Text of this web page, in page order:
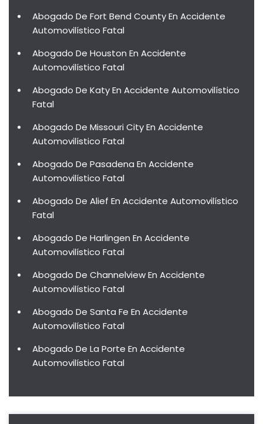
Abogado De Fort Bend County En Accidente
Automovilístico Fatal
Abogado De Houston En Accidente
Automovilístico Fatal
Abogado De Katy En Accidente Automovilístico
Fatal
Abogado De Missouri City En Accidente
Automovilístico Fatal
Abogado De Pasadena En Accidente
Automovilístico Fatal
Abogado De Alief En Accidente Automovilístico
Fatal
Abogado De Harlingen En Accidente
Automovilístico Fatal
Abogado De Channelview En Accidente
Automovilístico Fatal
Abogado De Santa Fe En Accidente
Automovilístico Fatal
Abogado De La Porte En Accidente
Automovilístico Fatal